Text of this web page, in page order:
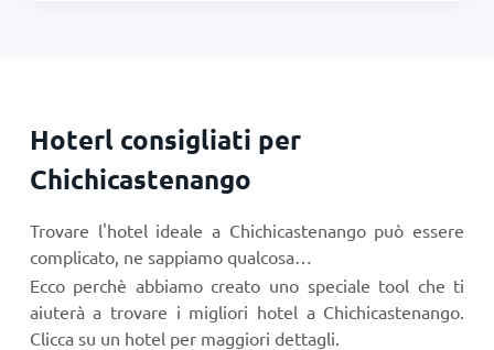
Hoterl consigliati per
Chichicastenango
Trovare l'hotel ideale a Chichicastenango può essere
complicato, ne sappiamo qualcosa…
Ecco perchè abbiamo creato uno speciale tool che ti
aiuterà a trovare i migliori hotel a Chichicastenango.
Clicca su un hotel per maggiori dettagli.